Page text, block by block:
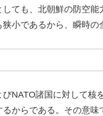
ても、北朝鮮の防空能
小であるから、瞬時の
NATO諸国に対して核
からである。その意味